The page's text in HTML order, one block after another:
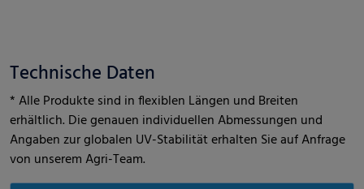
Technische Daten
* Alle Produkte sind in flexiblen Längen und Breiten
erhältlich. Die genauen individuellen Abmessungen und
Angaben zur globalen UV-Stabilität erhalten Sie auf Anfrage
von unserem Agri-Team.